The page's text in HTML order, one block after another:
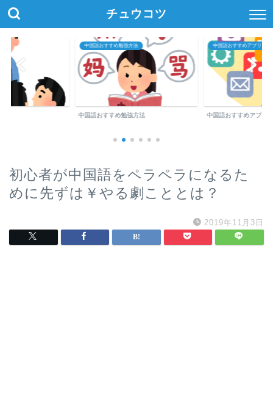
チュウコツ
中国語おすすめ勉強方法
中国語おすすめ勉強方法
中国語おすすめアプリ・参
中国語おすすめアプリ
初心者が中国語をペラペラになるた
めに先ずは￥やる劇こととは？
2019年11月3日